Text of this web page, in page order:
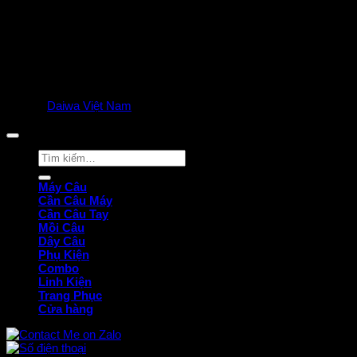
Daiwa Việt Nam
Tìm
kiếm:
Máy Câu
Cần Câu Máy
Cần Câu Tay
Mồi Câu
Dây Câu
Phụ Kiện
Combo
Linh Kiện
Trang Phục
Cửa hàng